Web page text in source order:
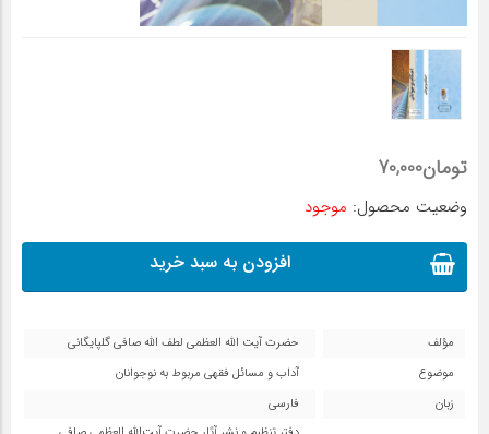
تومان70,000
وضعیت محصول: موجود
افزودن به سبد خرید
مؤلف
حضرت آیت الله العظمی لطف الله صافی گلپایگانی
موضوع
آداب و مسائل فقهی مربوط به نوجوانان
زبان
فارسی